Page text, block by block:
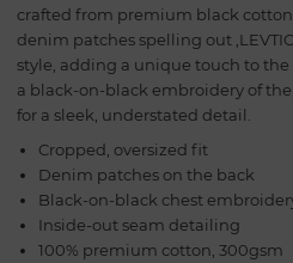
crafted from premium black
denim patches spelling out
style, adding a unique touch to
a black-on-black embroidery of
for a sleek, understated detail.
Cropped, oversized fit
Denim patches on the back
Black-on-black chest
Inside-out seam detailing
100% premium cotton, 300gsm